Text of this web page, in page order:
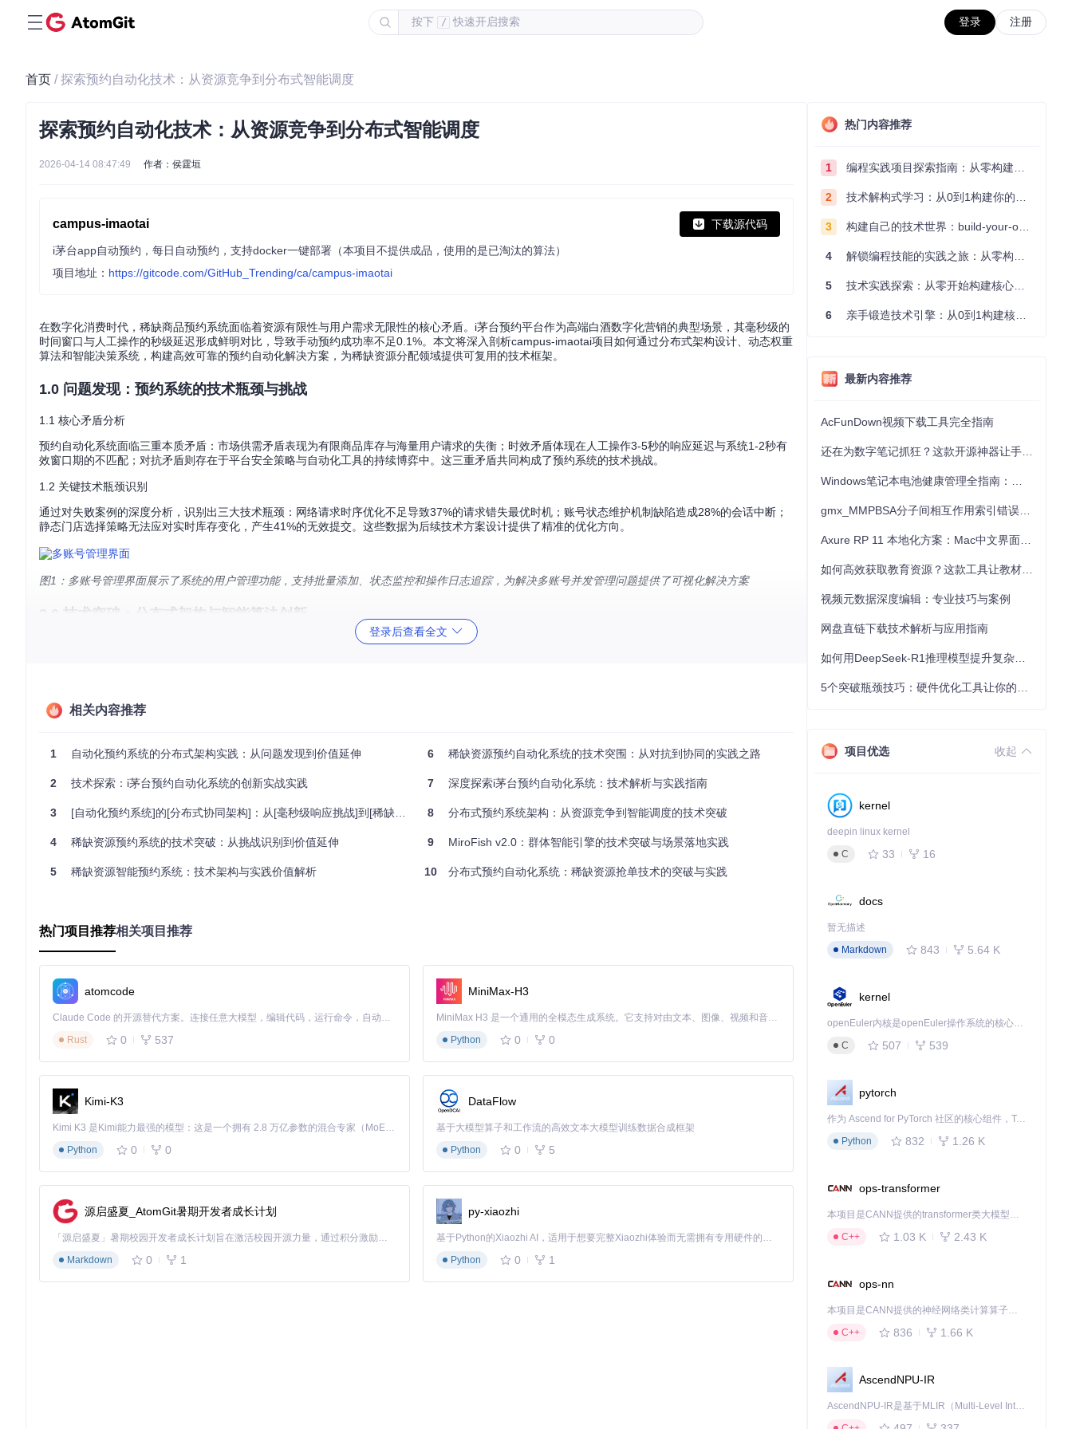
按下 / 快速开启搜索 登录 注册
首页 / 探索预约自动化技术：从资源竞争到分布式智能调度
探索预约自动化技术：从资源竞争到分布式智能调度
2026-04-14 08:47:49 作者：侯霆垣
campus-imaotai 下载源代码
i茅台app自动预约，每日自动预约，支持docker一键部署（本项目不提供成品，使用的是已淘汰的算法）
项目地址： https://gitcode.com/GitHub_Trending/ca/campus-imaotai
在数字化消费时代，稀缺商品预约系统面临着资源有限性与用户需求无限性的核心矛盾。i茅台预约平台作为高端白酒数字化营销的典型场景，其毫秒级的
时间窗口与人工操作的秒级延迟形成鲜明对比，导致手动预约成功率不足0.1%。本文将深入剖析campus-imaotai项目如何通过分布式架构设计、动态权重
算法和智能决策系统，构建高效可靠的预约自动化解决方案，为稀缺资源分配领域提供可复用的技术框架。
1.0 问题发现：预约系统的技术瓶颈与挑战
1.1 核心矛盾分析
预约自动化系统面临三重本质矛盾：市场供需矛盾表现为有限商品库存与海量用户请求的失衡；时效矛盾体现在人工操作3-5秒的响应延迟与系统1-2秒有
效窗口期的不匹配；对抗矛盾则存在于平台安全策略与自动化工具的持续博弈中。这三重矛盾共同构成了预约系统的技术挑战。
1.2 关键技术瓶颈识别
通过对失败案例的深度分析，识别出三大技术瓶颈：网络请求时序优化不足导致37%的请求错失最优时机；账号状态维护机制缺陷造成28%的会话中断；
静态门店选择策略无法应对实时库存变化，产生41%的无效提交。这些数据为后续技术方案设计提供了精准的优化方向。
图1：多账号管理界面展示了系统的用户管理功能，支持批量添加、状态监控和操作日志追踪，为解决多账号并发管理问题提供了可视化解决方案
2.0 技术突破：分布式架构与智能算法创新
数据采集层：采用Netty异步网络框架实现毫秒级商品信息抓取
结果反馈层：多渠道通知与执行状态监控系统
S：账号历史成功率（权重系数α=0.5）
实验数据表明，该算法使高优先级账号的成功率提升62%，同时有效避免了资源踩踏现象。
2.3 会话保持与网络优化技术
采用双层Token管理策略解决会话中断问题：
此机制将会话中断率从28%降至3.7%。同时通过多区域代理节点部署实现智能路由选择，使平均网络延迟从230ms降至87ms，波动幅度减少65%。
3.0 实践验证：从部署到性能优化的完整链路
3.1 环境部署与配置
3.1.1 基础环境要求
系统推荐配置：
Docker 24.0.5 + Docker Compose 2.20.2 + Ubuntu 22.04 LTS
最低配置：2核4G内存 + 20GB SSD存储 + 100Mbps稳定网络
登录后查看全文
相关内容推荐
1 自动化预约系统的分布式架构实践：从问题发现到价值延伸
2 技术探索：i茅台预约自动化系统的创新实战实践
3 [自动化预约系统]的[分布式协同架构]：从[毫秒级响应挑战]到[稀缺资源智能分配]
4 稀缺资源预约系统的技术突破：从挑战识别到价值延伸
5 稀缺资源智能预约系统：技术架构与实践价值解析
6 稀缺资源预约自动化系统的技术突围：从对抗到协同的实践之路
7 深度探索i茅台预约自动化系统：技术解析与实践指南
8 分布式预约系统架构：从资源竞争到智能调度的技术突破
9 MiroFish v2.0：群体智能引擎的技术突破与场景落地实践
10 分布式预约自动化系统：稀缺资源抢单技术的突破与实践
热门项目推荐相关项目推荐
atomcode
Claude Code 的开源替代方案。连接任意大模型，编辑代码，运行命令，自动验证 — 全自动执行。用 Rust 构建，极致性能。 ｜ An open-source alternative to Claude Code. Connect any LLM, edit code, run commands, and verify changes — autonomously. Built in Rust for speed. Get Started
Rust
0 537
MiniMax-H3
MiniMax H3 是一个通用的全模态生成系统。它支持对由文本、图像、视频和音频组成的多模态上下文进行统一理解，并能生成分辨率高达 2K、时长可达 15 秒的带原生立体声音频的视频。得益于面向任务泛化的系统设计，H3 在预训练阶段就已具备广泛的多模态上下文理解与生成能力，能够出色地执行复杂的多模态指令。
Python
0 0
Kimi-K3
Kimi K3 是Kimi能力最强的模型：这是一个拥有 2.8 万亿参数的混合专家（MoE）模型，具备原生视觉理解能力，并支持 100 万 token 的上下文窗口。
Python
0 0
DataFlow
基于大模型算子和工作流的高效文本大模型训练数据合成框架
Python
0 5
源启盛夏_AtomGit暑期开发者成长计划
「源启盛夏」暑期校园开发者成长计划旨在激活校园开源力量，通过积分激励、认证扶持、资源倾斜等形式，引导高校组织和开发者完成「入驻 — 建项目 — 做贡献 — 获认证 — 得资源」的完整闭环。无论你是想带领社团入驻平台的组织者，还是希望用代码贡献证明自己的开发者，都能在这里找到属于你的成长路径。
Markdown
0 1
py-xiaozhi
基于Python的Xiaozhi AI，适用于想要完整Xiaozhi体验而无需拥有专用硬件的用户。
Python
0 1
热门内容推荐
1 编程实践项目探索指南：从零构建技术能力体系
2 技术解构式学习：从0到1构建你的编程知识体系
3 构建自己的技术世界：build-your-own-x项目的实践探索指南
4 解锁编程技能的实践之旅：从零构建你的技术世界
5 技术实践探索：从零开始构建核心系统的实践指南
6 亲手锻造技术引擎：从0到1构建核心系统的实践指南
最新内容推荐
AcFunDown视频下载工具完全指南
视频元数据深度编辑：专业技巧与案例
网盘直链下载技术解析与应用指南
项目优选 收起
kernel
deepin linux kernel
C
33 16
docs
暂无描述
Markdown
843 5.64 K
kernel
openEuler内核是openEuler操作系统的核心，既是系统性能与稳定性的基石，也是连接处理器、设备与服务的桥梁。
C
507 539
pytorch
作为 Ascend for PyTorch 社区的核心组件，TorchNPU 是昇腾专为 PyTorch 打造的深度学习适配插件，使 PyTorch 框架能够直接调用昇腾 NPU，为开发者提供昇腾 AI 处理器的超强算力。
Python
832 1.26 K
ops-transformer
本项目是CANN提供的transformer类大模型算子库，实现网络在NPU上加速计算。
C++
1.03 K 2.43 K
ops-nn
本项目是CANN提供的神经网络类计算算子库，实现网络在NPU上加速计算。
C++
836 1.66 K
AscendNPU-IR
AscendNPU-IR是基于MLIR（Multi-Level Intermediate Representation）构建的，面向昇腾亲和算子编译时使用的中间表示，提供昇腾完备表达能力，通过编译优化提升昇腾AI处理器计算效率，支持通过生态框架使能昇腾AI处理器与深度调优